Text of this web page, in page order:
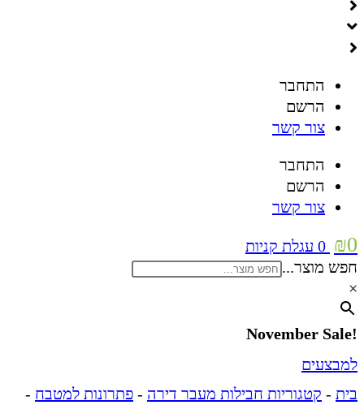
התחבר
הרשם
צור קשר
התחבר
הרשם
צור קשר
₪0
0 עגלת קניות
חפש מוצר...
×
!November Sale
למבצעים
בית - קטגוריות חבילות מעבר דירה - פתרונות למטבח -